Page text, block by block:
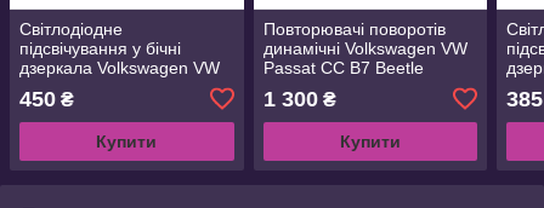
Світлодіодне
підсвічування у бічні
дзеркала Volkswagen VW
Scirocco Jetta MK6
450 ₴
Купити
Повторювачі поворотів
динамічні Volkswagen VW
Passat CC B7 Beetle
Scirocco Jetta MK6 Golf 6
Touran
1 300₴
Купити
Eos
385